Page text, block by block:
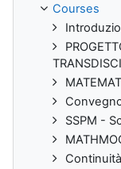
Courses
SSPM -